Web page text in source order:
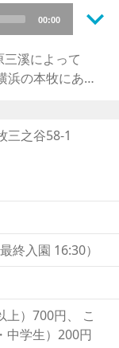
00:00 keyboard_arrow_down
溪によって
浜の本牧にある
ポットとして国
んしゅんかく）
、梅や桜、ツツ
めるのも魅力で
観蓮会などイベ
庭園内には数カ
で、散策中に立
りと巡るのも良
三之谷58-1
終入園 16:30）
上）700円、 こ
中学生）200円